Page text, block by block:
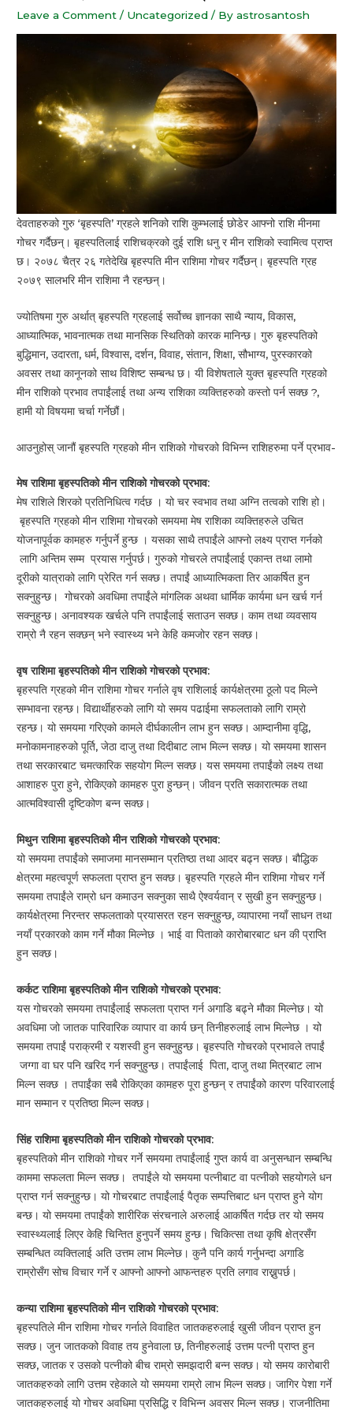
Leave a Comment / Uncategorized / Byastrosantosh
देवताहरुको गुरु ‘बृहस्पति’ ग्रहले शनिको राशि कुम्भलाई छोडेर आफ्नो राशि मीनमा
गोचर गर्दैछन्। बृहस्पतिलाई राशिचक्रको दुई राशि धनु र मीन राशिको स्वामित्व प्राप्त
छ। २०७८ चैत्र २६ गतेदेखि बृहस्पति मीन राशिमा गोचर गर्दैछन्। बृहस्पति ग्रह
२०७९ सालभरि मीन राशिमा नै रहन्छन्।
ज्योतिषमा गुरु अर्थात् बृहस्पति ग्रहलाई सर्वोच्च ज्ञानका साथै न्याय, विकास,
आध्यात्मिक, भावनात्मक तथा मानसिक स्थितिको कारक मानिन्छ। गुरु बृहस्पतिको
बुद्धिमान, उदारता, धर्म, विश्वास, दर्शन, विवाह, संतान, शिक्षा, सौभाग्य, पुरस्कारको
अवसर तथा कानूनको साथ विशिष्ट सम्बन्ध छ। यी विशेषताले युक्त बृहस्पति ग्रहको
मीन राशिको प्रभाव तपाईंलाई तथा अन्य राशिका व्यक्तिहरुको कस्तो पर्न सक्छ ?,
हामी यो विषयमा चर्चा गर्नेछौं।
आउनुहोस् जानौं बृहस्पति ग्रहको मीन राशिको गोचरको विभिन्न राशिहरुमा पर्ने प्रभाव-
मेष राशिमा बृहस्पतिको मीन राशिको गोचरको प्रभाव:
मेष राशिले शिरको प्रतिनिधित्व गर्दछ । यो चर स्वभाव तथा अग्नि तत्वको राशि हो।
बृहस्पति ग्रहको मीन राशिमा गोचरको समयमा मेष राशिका व्यक्तिहरुले उचित
योजनापूर्वक कामहरु गर्नुपर्ने हुन्छ । यसका साथै तपाईंले आफ्नो लक्ष्य प्राप्त गर्नको
लागि अन्तिम सम्म प्रयास गर्नुपर्छ। गुरुको गोचरले तपाईंलाई एकान्त तथा लामो
दूरीको यात्राको लागि प्रेरित गर्न सक्छ। तपाईं आध्यात्मिकता तिर आकर्षित हुन
सक्नुहुन्छ। गोचरको अवधिमा तपाईंले मांगलिक अथवा धार्मिक कार्यमा धन खर्च गर्न
सक्नुहुन्छ। अनावश्यक खर्चले पनि तपाईंलाई सताउन सक्छ। काम तथा व्यवसाय
राम्रो नै रहन सक्छन् भने स्वास्थ्य भने केहि कमजोर रहन सक्छ।
वृष राशिमा बृहस्पतिको मीन राशिको गोचरको प्रभाव:
बृहस्पति ग्रहको मीन राशिमा गोचर गर्नाले वृष राशिलाई कार्यक्षेत्रमा ठूलो पद मिल्ने
सम्भावना रहन्छ। विद्यार्थीहरुको लागि यो समय पढाईमा सफलताको लागि राम्रो
रहन्छ। यो समयमा गरिएको कामले दीर्घकालीन लाभ हुन सक्छ। आम्दानीमा वृद्धि,
मनोकामनाहरुको पूर्ति, जेठा दाजु तथा दिदीबाट लाभ मिल्न सक्छ। यो समयमा शासन
तथा सरकारबाट चमत्कारिक सहयोग मिल्न सक्छ। यस समयमा तपाईंको लक्ष्य तथा
आशाहरु पुरा हुने, रोकिएको कामहरु पुरा हुन्छन्। जीवन प्रति सकारात्मक तथा
आत्मविश्वासी दृष्टिकोण बन्न सक्छ।
मिथुन राशिमा बृहस्पतिको मीन राशिको गोचरको प्रभाव:
यो समयमा तपाईंको समाजमा मानसम्मान प्रतिष्ठा तथा आदर बढ्न सक्छ। बौद्धिक
क्षेत्रमा महत्वपूर्ण सफलता प्राप्त हुन सक्छ। बृहस्पति ग्रहले मीन राशिमा गोचर गर्ने
समयमा तपाईंले राम्रो धन कमाउन सक्नुका साथै ऐश्वर्यवान् र सुखी हुन सक्नुहुन्छ।
कार्यक्षेत्रमा निरन्तर सफलताको प्रयासरत रहन सक्नुहुन्छ, व्यापारमा नयाँ साधन तथा
नयाँ प्रकारको काम गर्ने मौका मिल्नेछ । भाई वा पिताको कारोबारबाट धन की प्राप्ति
हुन सक्छ।
कर्कट राशिमा बृहस्पतिको मीन राशिको गोचरको प्रभाव:
यस गोचरको समयमा तपाईंलाई सफलता प्राप्त गर्न अगाडि बढ्ने मौका मिल्नेछ। यो
अवधिमा जो जातक पारिवारिक व्यापार वा कार्य छन् तिनीहरुलाई लाभ मिल्नेछ । यो
समयमा तपाईं पराक्रमी र यशस्वी हुन सक्नुहुन्छ। बृहस्पति गोचरको प्रभावले तपाईं
जग्गा वा घर पनि खरिद गर्न सक्नुहुन्छ। तपाईंलाई पिता, दाजु तथा मित्रबाट लाभ
मिल्न सक्छ । तपाईंका सबै रोकिएका कामहरु पूरा हुन्छन् र तपाईंको कारण परिवारलाई
मान सम्मान र प्रतिष्ठा मिल्न सक्छ।
सिंह राशिमा बृहस्पतिको मीन राशिको गोचरको प्रभाव:
बृहस्पतिको मीन राशिको गोचर गर्ने समयमा तपाईंलाई गुप्त कार्य वा अनुसन्धान सम्बन्धि
काममा सफलता मिल्न सक्छ। तपाईंले यो समयमा पत्नीबाट वा पत्नीको सहयोगले धन
प्राप्त गर्न सक्नुहुन्छ। यो गोचरबाट तपाईंलाई पैतृक सम्पत्तिबाट धन प्राप्त हुने योग
बन्छ। यो समयमा तपाईंको शारीरिक संरचनाले अरुलाई आकर्षित गर्दछ तर यो समय
स्वास्थ्यलाई लिएर केहि चिन्तित हुनुपर्ने समय हुन्छ। चिकित्सा तथा कृषि क्षेत्रसँग
सम्बन्धित व्यक्तिलाई अति उत्तम लाभ मिल्नेछ। कुनै पनि कार्य गर्नुभन्दा अगाडि
राम्रोसँग सोच विचार गर्ने र आफ्नो आफ्नो आफन्तहरु प्रति लगाव राख्नुपर्छ।
कन्या राशिमा बृहस्पतिको मीन राशिको गोचरको प्रभाव:
बृहस्पतिले मीन राशिमा गोचर गर्नाले विवाहित जातकहरुलाई खुसी जीवन प्राप्त हुन
सक्छ। जुन जातकको विवाह तय हुनेवाला छ, तिनीहरुलाई उत्तम पत्नी प्राप्त हुन
सक्छ, जातक र उसको पत्नीको बीच राम्रो समझदारी बन्न सक्छ। यो समय कारोबारी
जातकहरुको लागि उत्तम रहेकाले यो समयमा राम्रो लाभ मिल्न सक्छ। जागिर पेशा गर्ने
जातकहरुलाई यो गोचर अवधिमा प्रसिद्धि र विभिन्न अवसर मिल्न सक्छ। राजनीतिमा